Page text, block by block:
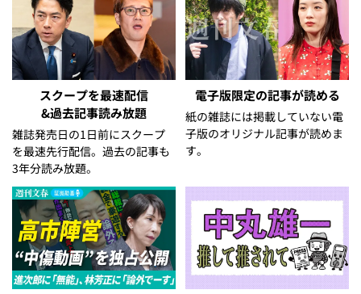
スクープを最速配信
&過去記事読み放題
雑誌発売日の1日前にスクープ
を最速先行配信。過去の記事も
3年分読み放題。
電子版限定の記事が読める
紙の雑誌には掲載していない電
子版のオリジナル記事が読めま
す。